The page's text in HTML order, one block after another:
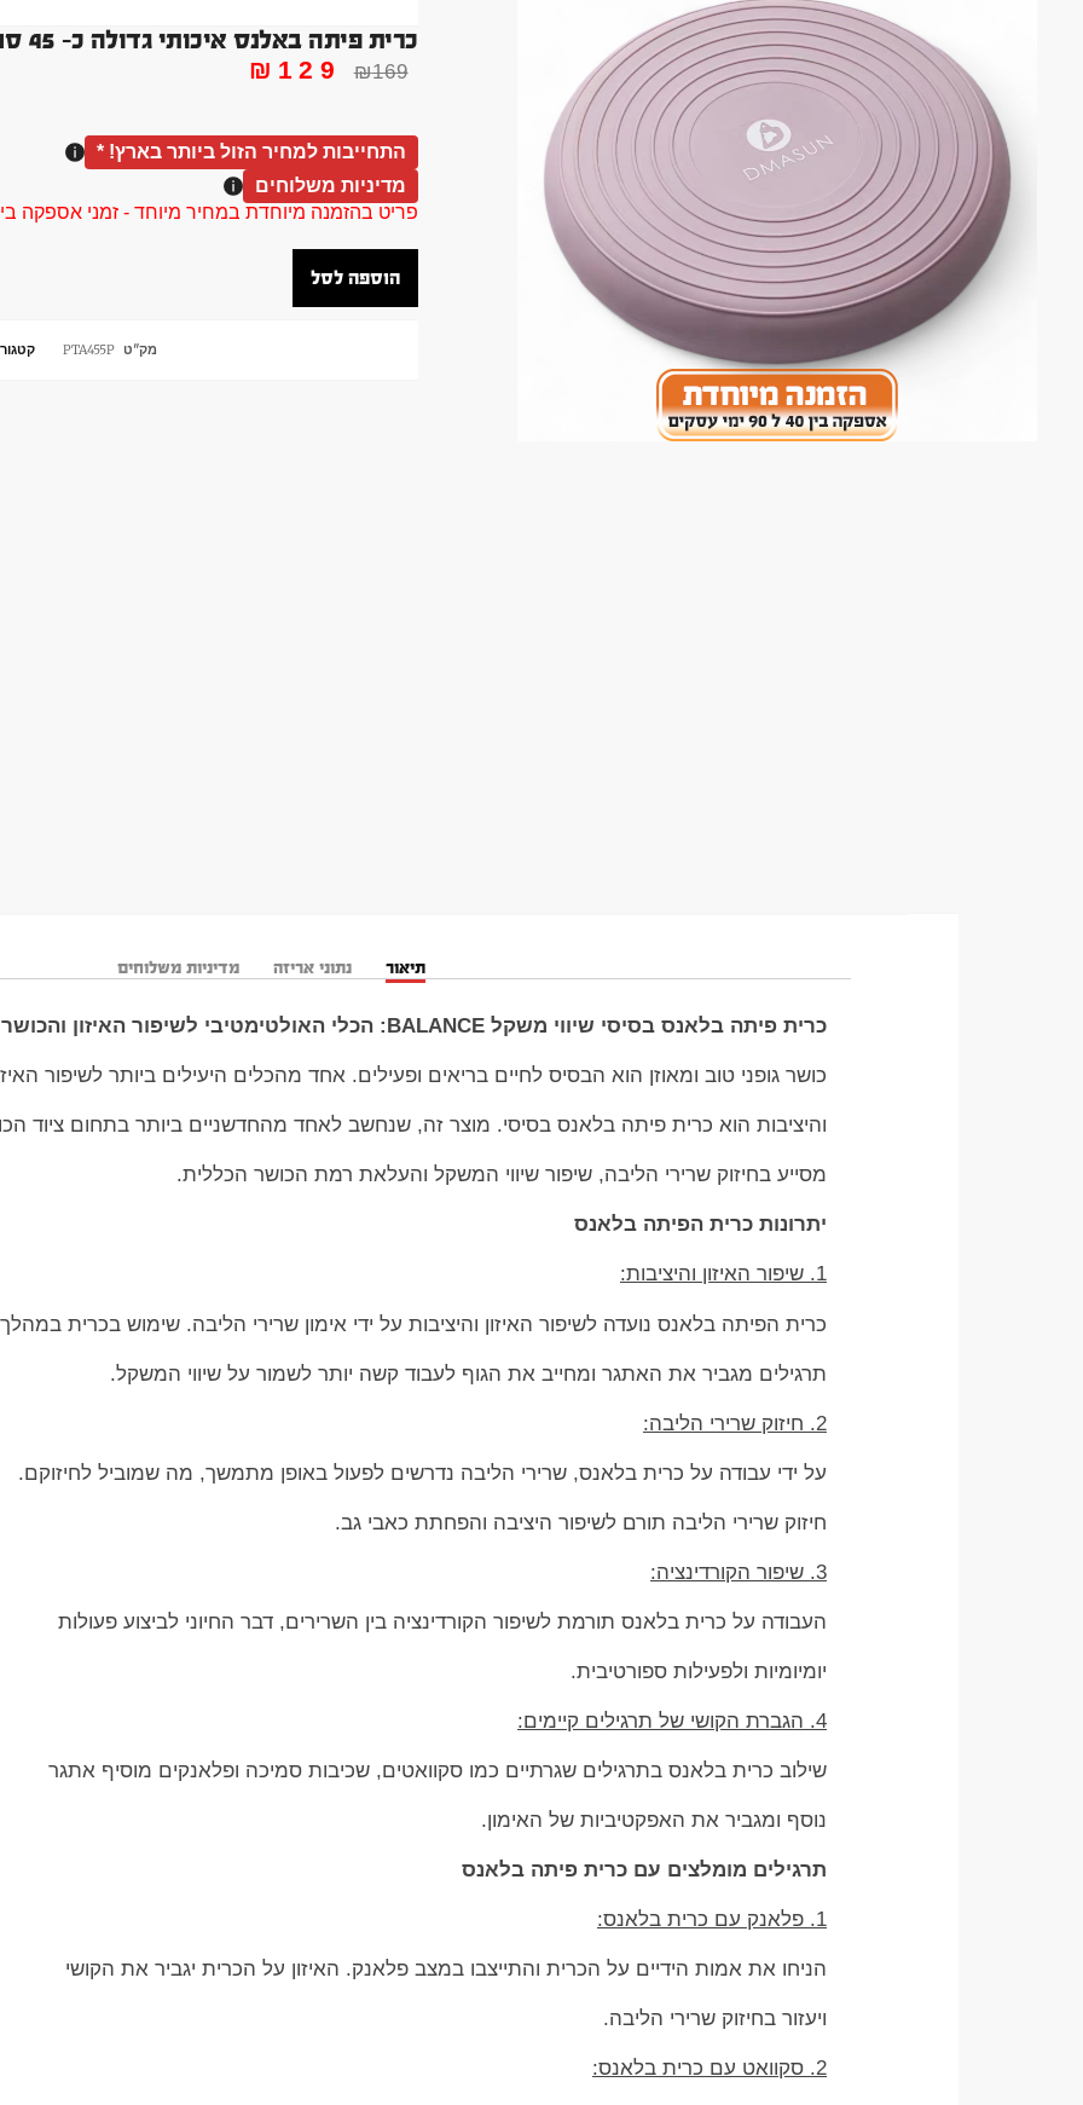
כרית פיתה באלנס איכותי גדולה כ- 45 סמ שיווי משקל ורוד BALANCE
₪169
₪ 129
התחייבות למחיר הזול ביותר בארץ! *
מדיניות משלוחים
פריט בהזמנה מיוחדת במחיר מיוחד - זמני אספקה בין 40 ל 90 ימי עסקים צור קשר
הוספה לסל
מק"ט PTA455P
תיאור נתוני אריזה מדיניות משלוחים
כרית פיתה בלאנס בסיסי שיווי משקל BALANCE: הכלי האולטימטיבי לשיפור האיזון והכושר
כושר גופני טוב ומאוזן הוא הבסיס לחיים בריאים ופעילים. אחד מהכלים היעילים ביותר לשיפור
והיציבות הוא כרית פיתה בלאנס בסיסי. מוצר זה, שנחשב לאחד מהחדשניים ביותר בתחום ציוד
מסייע בחיזוק שרירי הליבה, שיפור שיווי המשקל והעלאת רמת הכושר הכללית.
יתרונות כרית הפיתה בלאנס
1. שיפור האיזון והיציבות:
כרית הפיתה בלאנס נועדה לשיפור האיזון והיציבות על ידי אימון שרירי הליבה. שימוש בכרית במהלך
תרגילים מגביר את האתגר ומחייב את הגוף לעבוד קשה יותר לשמור על שיווי המשקל.
2. חיזוק שרירי הליבה:
על ידי עבודה על כרית בלאנס, שרירי הליבה נדרשים לפעול באופן מתמשך, מה שמוביל לחיזוקם.
חיזוק שרירי הליבה תורם לשיפור היציבה והפחתת כאבי גב.
3. שיפור הקורדינציה:
העבודה על כרית בלאנס תורמת לשיפור הקורדינציה בין השרירים, דבר החיוני לביצוע פעולות
יומיומיות ולפעילות ספורטיבית.
4. הגברת הקושי של תרגילים קיימים:
שילוב כרית בלאנס בתרגילים שגרתיים כמו סקוואטים, שכיבות סמיכה ופלאנקים מוסיף אתגר
נוסף ומגביר את האפקטיביות של האימון.
תרגילים מומלצים עם כרית פיתה בלאנס
1. פלאנק עם כרית בלאנס:
הניחו את אמות הידיים על הכרית והתייצבו במצב פלאנק. האיזון על הכרית יגביר את הקושי
ויעזור בחיזוק שרירי הליבה.
2. סקוואט עם כרית בלאנס: